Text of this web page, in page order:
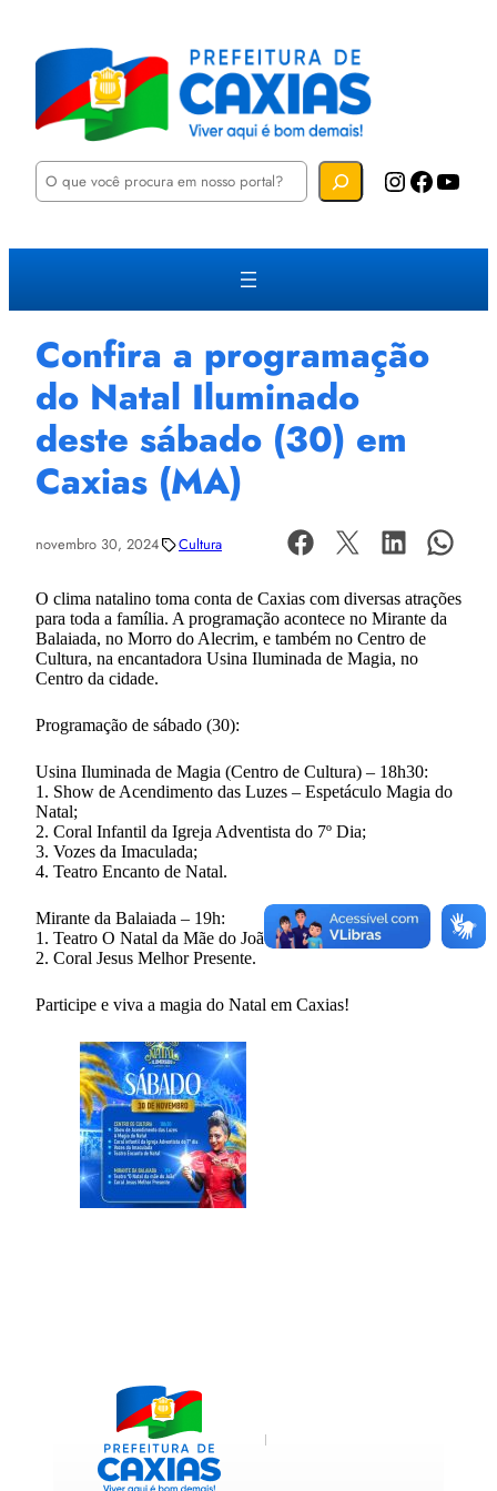
P
u
a
Instagram Facebook YouTube
Confira a programação
do Natal Iluminado
deste sábado (30) em
Caxias (MA)
novembro 30, 2024 Cultura
O clima natalino toma conta de Caxias com diversas atrações
para toda a família. A programação acontece no Mirante da
Balaiada, no Morro do Alecrim, e também no Centro de
Cultura, na encantadora Usina Iluminada de Magia, no
Centro da cidade.
Programação de sábado (30):
Usina Iluminada de Magia (Centro de Cultura) – 18h30:
1. Show de Acendimento das Luzes – Espetáculo Magia do
Natal;
2. Coral Infantil da Igreja Adventista do 7º Dia;
3. Vozes da Imaculada;
4. Teatro Encanto de Natal.
Mirante da Balaiada – 19h:
1. Teatro O Natal da Mãe do João;
2. Coral Jesus Melhor Presente.
Participe e viva a magia do Natal em Caxias!